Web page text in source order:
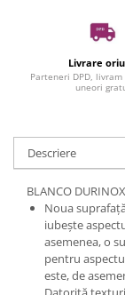
Livrare
Parteneri DPD,
uneori
Descriere
BLANCO
Noua
iubește
asemenea, o
pentru
este, de